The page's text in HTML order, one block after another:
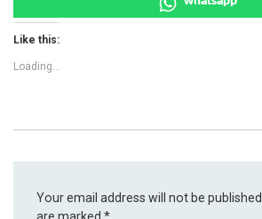
Like this:
Loading...
Your email address will not be published.
are marked*